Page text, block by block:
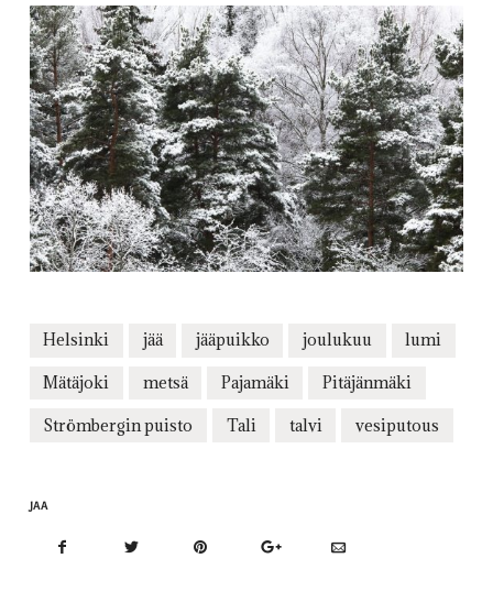
Helsinki jää jääpuikko joulukuu lumi
Mätäjoki metsä Pajamäki Pitäjänmäki
Strömbergin puisto Tali talvi vesiputous
JAA